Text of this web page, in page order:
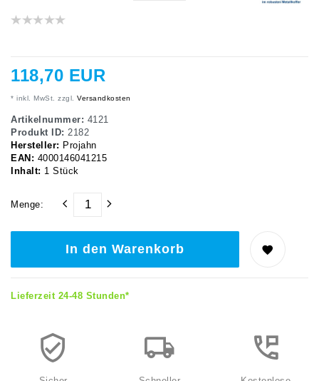
118,70 EUR
* inkl. MwSt. zzgl. Versandkosten
Artikelnummer: 4121
Produkt ID: 2182
Hersteller: Projahn
EAN: 4000146041215
Inhalt: 1 Stück
Menge:
In den Warenkorb
Lieferzeit 24-48 Stunden*